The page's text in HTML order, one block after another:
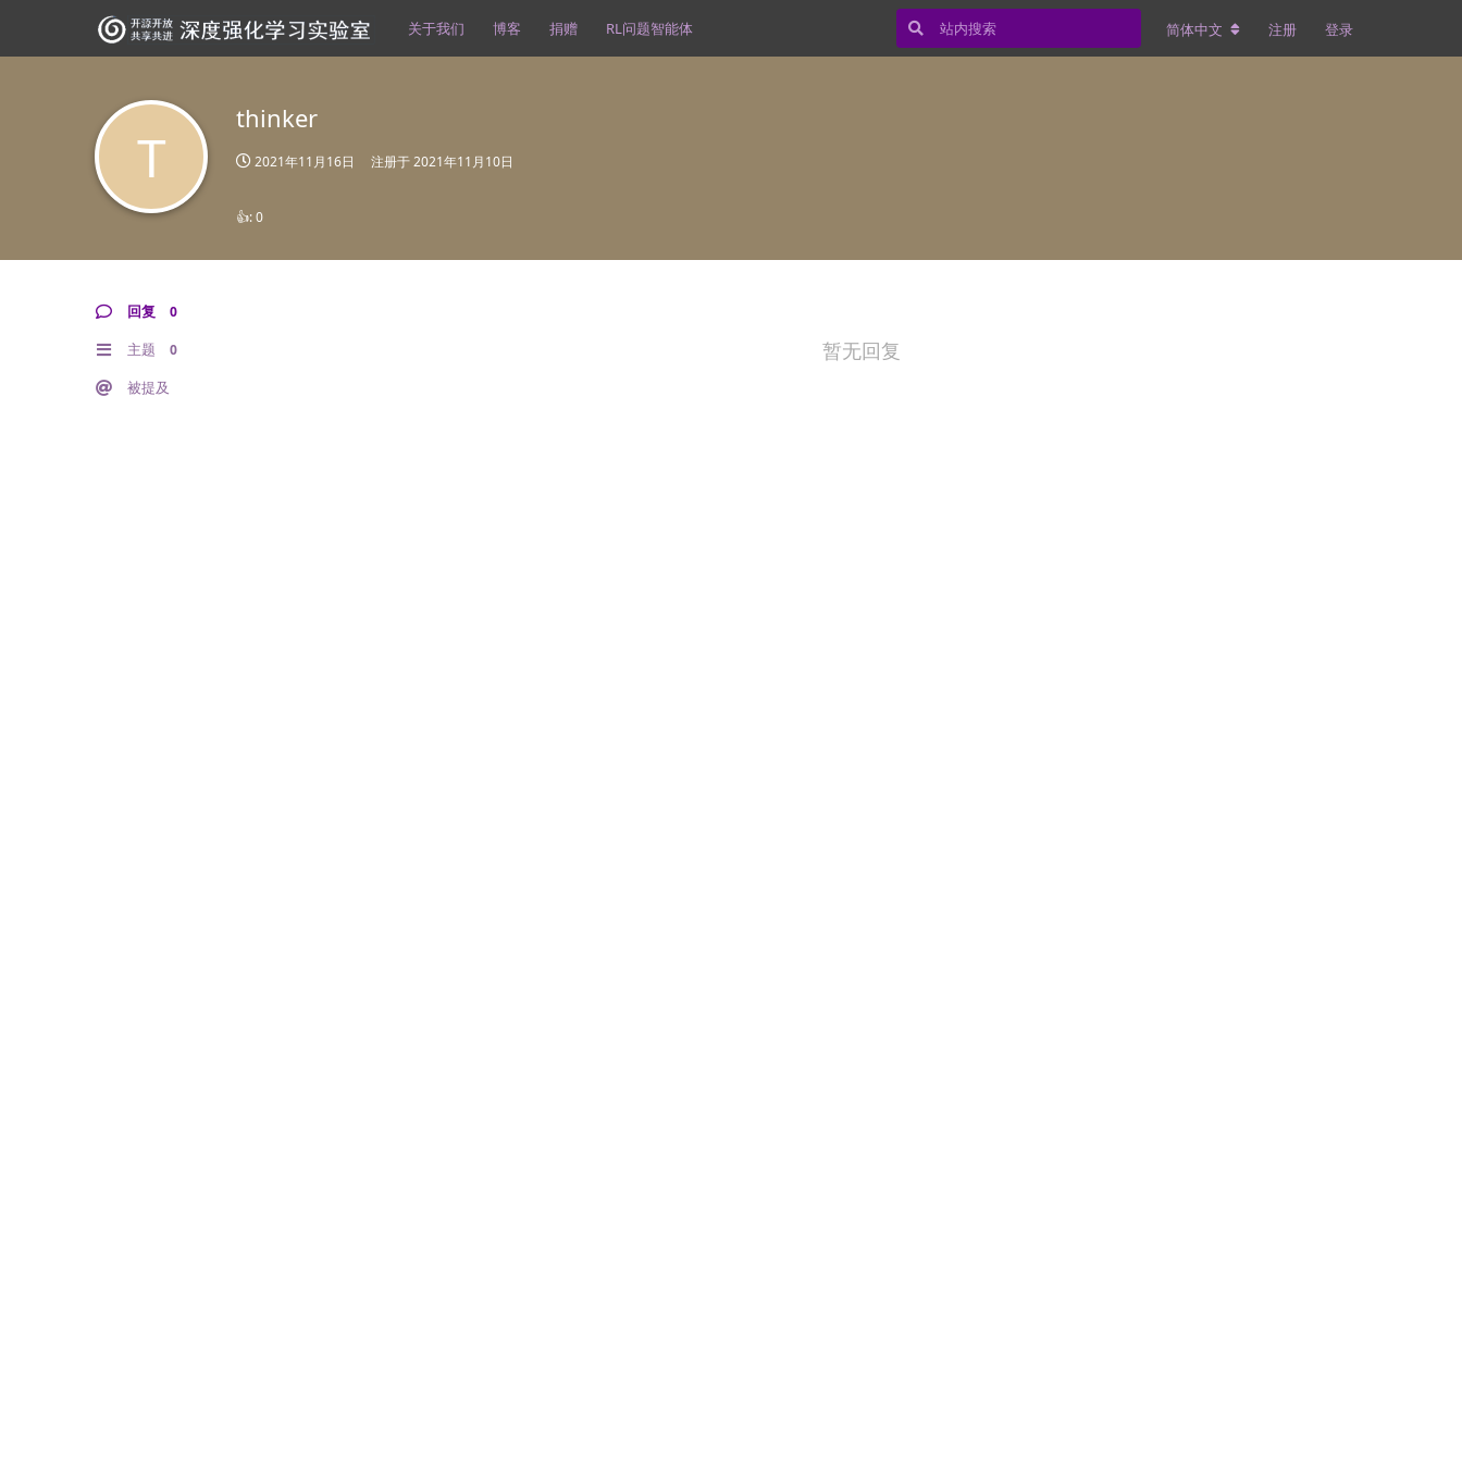
关于我们 博客 捐赠 RL问题智能体 简体中文 注册 登录
T
thinker
2021年11月16日 注册于2021年11月10日
👍:0
回复 0
主题 0
被提及
暂无回复